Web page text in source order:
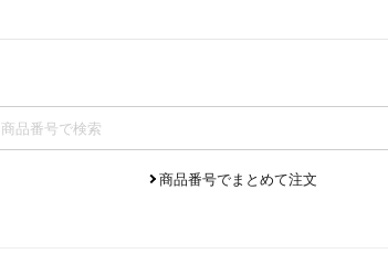
商品番号でまとめて注文